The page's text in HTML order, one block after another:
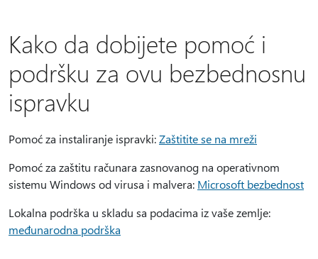
Kako da dobijete pomoć i
podršku za ovu bezbednosnu
ispravku
Pomoć za instaliranje ispravki:Zaštitite se na mreži
Pomoć za zaštitu računara zasnovanog na operativnom
sistemu Windows od virusa i malvera: Microsoft bezbednost
Lokalna podrška u skladu sa podacima iz vaše zemlje:
međunarodna podrška